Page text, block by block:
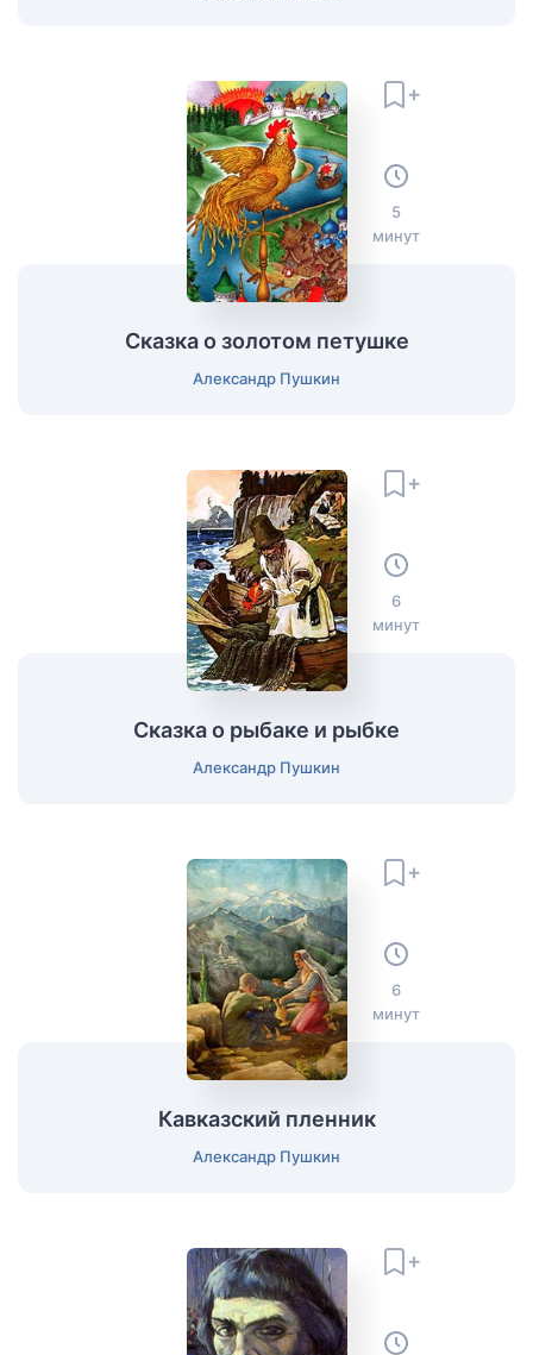
5
минут
Сказка о золотом петушке
Александр Пушкин
6
минут
Сказка о рыбаке и рыбке
Александр Пушкин
6
минут
Кавказский пленник
Александр Пушкин